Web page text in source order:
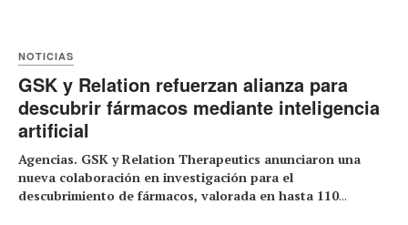
NOTICIAS
GSK y Relation refuerzan alianza para
descubrir fármacos mediante inteligencia
artificial
Agencias. GSK y Relation Therapeutics anunciaron una
nueva colaboración en investigación para el
descubrimiento de fármacos, valorada en hasta 110...